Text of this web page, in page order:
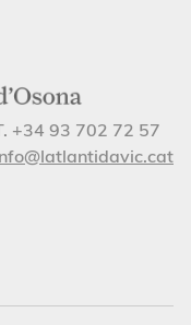
+34 93 702 72 57